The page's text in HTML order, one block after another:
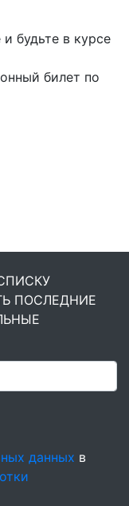
будьте в курсе
билет по
ПОСЛЕДНИЕ
данных в